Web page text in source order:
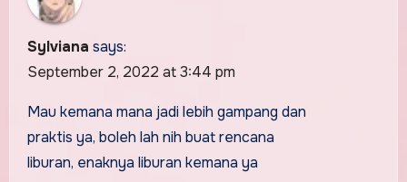
Sylviana says:
September 2, 2022 at 3:44 pm
Mau kemana mana jadi lebih gampang dan
praktis ya, boleh lah nih buat rencana
liburan, enaknya liburan kemana ya